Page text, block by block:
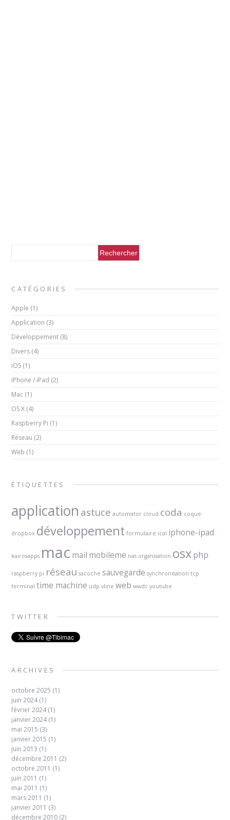
CATÉGORIES
Apple (1)
Application (3)
Développement (8)
Divers (4)
iOS (1)
iPhone / iPad (2)
Mac (1)
OS X (4)
Raspberry Pi (1)
Réseau (2)
Web (1)
ÉTIQUETTES
application astuce automator cloud coda coque
dropbox développement formulaire ical iphone-ipad
kairosapps mac mail mobileme nas organisation osxphp
raspberry pi réseau sacoche sauvegarde synchronisation tcp
terminal time machine udp vline web wwdc youtube
TWITTER
ARCHIVES
octobre 2025 (1)
juin 2024(1)
février 2024(1)
janvier 2024(1)
mai 2015 (3)
janvier 2015 (1)
juin 2013 (1)
décembre 2011 (2)
octobre 2011 (1)
juin 2011 (1)
mai 2011 (1)
mars 2011 (1)
janvier 2011 (3)
décembre 2010 (2)